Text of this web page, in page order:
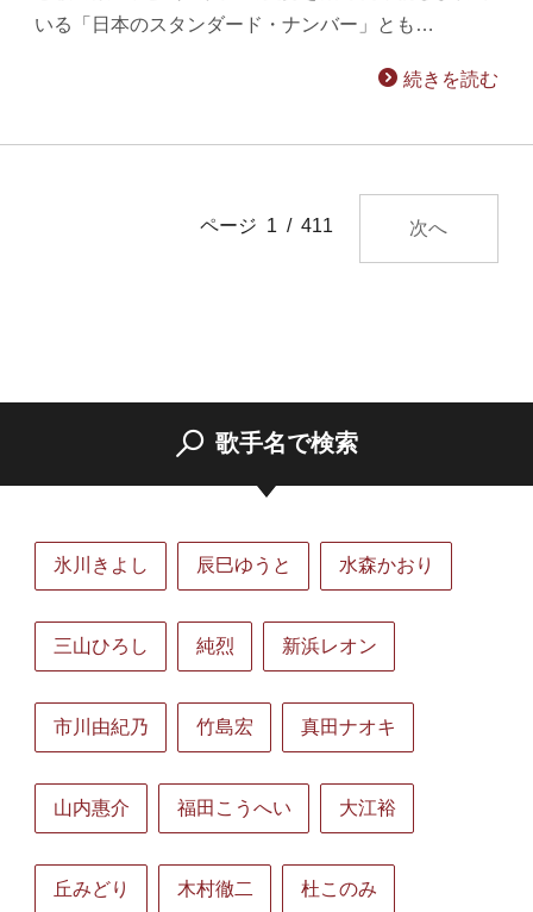
いる「日本のスタンダード・ナンバー」とも…
続きを読む
ページ 1 / 411 次へ
歌手名で検索
氷川きよし 辰巳ゆうと 水森かおり
三山ひろし 純烈 新浜レオン
市川由紀乃 竹島宏 真田ナオキ
山内惠介 福田こうへい 大江裕
丘みどり 木村徹二 杜このみ